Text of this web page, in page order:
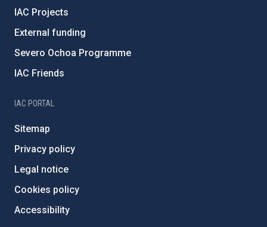
IAC Projects
External funding
Severo Ochoa Programme
IAC Friends
IAC PORTAL
Sitemap
Privacy policy
Legal notice
Cookies policy
Accessibility